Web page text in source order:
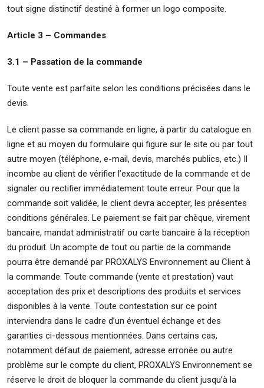
tout signe distinctif destiné à former un logo composite.
Article 3 – Commandes
3.1 – Passation de la commande
Toute vente est parfaite selon les conditions précisées dans le
devis.
Le client passe sa commande en ligne, à partir du catalogue en
ligne et au moyen du formulaire qui figure sur le site ou par tout
autre moyen (téléphone, e-mail, devis, marchés publics, etc.) Il
incombe au client de vérifier l’exactitude de la commande et de
signaler ou rectifier immédiatement toute erreur. Pour que la
commande soit validée, le client devra accepter, les présentes
conditions générales. Le paiement se fait par chèque, virement
bancaire, mandat administratif ou carte bancaire à la réception
du produit. Un acompte de tout ou partie de la commande
pourra être demandé par PROXALYS Environnement au Client à
la commande. Toute commande (vente et prestation) vaut
acceptation des prix et descriptions des produits et services
disponibles à la vente. Toute contestation sur ce point
interviendra dans le cadre d’un éventuel échange et des
garanties ci-dessous mentionnées. Dans certains cas,
notamment défaut de paiement, adresse erronée ou autre
problème sur le compte du client, PROXALYS Environnement se
réserve le droit de bloquer la commande du client jusqu’à la